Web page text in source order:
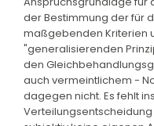
der Bestimmung der für
maßgebenden Kriterien
"generalisierenden
den
auch vermeintlichem -
dagegen nicht. Es fehlt